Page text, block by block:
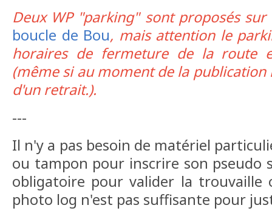
Deux WP "parking" sont proposés
boucle de Bou, mais attention le
horaires de fermeture de la route
(même si au moment de la
d'un retrait.).
---
Il n'y a pas besoin de matériel
ou tampon pour inscrire son pseudo
obligatoire pour valider la trouvaille
photo log n'est pas suffisante pour